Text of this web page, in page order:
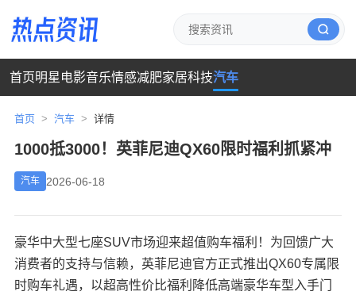
首页明星 电影音乐情感减肥家居科技汽车
首页 > 汽车 > 详情
1000抵3000！英菲尼迪QX60限时福利抓紧冲
汽车 2026-06-18
豪华中大型七座SUV市场迎来超值购车福利！为回馈广大
消费者的支持与信赖，英菲尼迪官方正式推出QX60专属限
时购车礼遇，以超高性价比福利降低高端豪华车型入手门